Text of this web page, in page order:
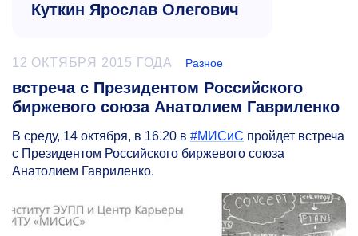
Куткин Ярослав Олегович
12 ОКТЯБРЯ 2015 ГОДА Разное
встреча с Президентом Российского
биржевого союза Анатолием Гавриленко
В среду, 14 октября, в 16.20 в #МИСиС пройдет встреча
с Президентом Российского биржевого союза
Анатолием Гавриленко.